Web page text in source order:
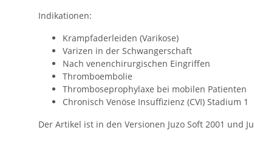
Indikationen:
Krampfaderleiden (Varikose)
Varizen in der Schwangerschaft
Nach venenchirurgischen Eingriffen
Thromboembolie
Thromboseprophylaxe bei mobilen Patienten
Chronisch Venöse Insuffizienz (CVI) Stadium 1
Der Artikel ist in den Versionen Juzo Soft 2001 und